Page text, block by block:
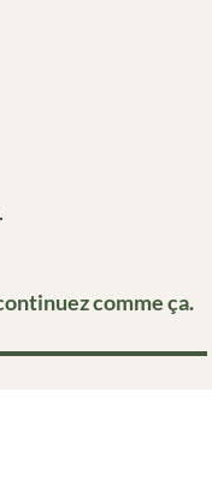
comme ça.